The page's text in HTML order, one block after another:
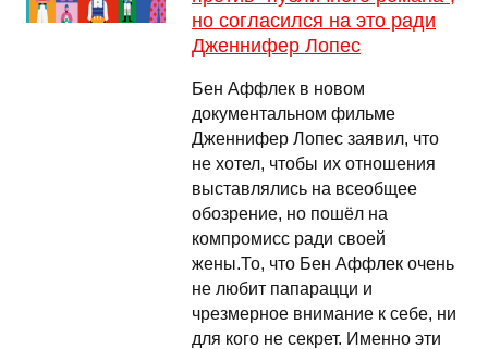
но согласился на это ради
Дженнифер Лопес
Бен Аффлек в новом
документальном фильме
Дженнифер Лопес заявил, что
не хотел, чтобы их отношения
выставлялись на всеобщее
обозрение, но пошёл на
компромисс ради своей
жены.То, что Бен Аффлек очень
не любит папарацци и
чрезмерное внимание к себе, ни
для кого не секрет. Именно эти